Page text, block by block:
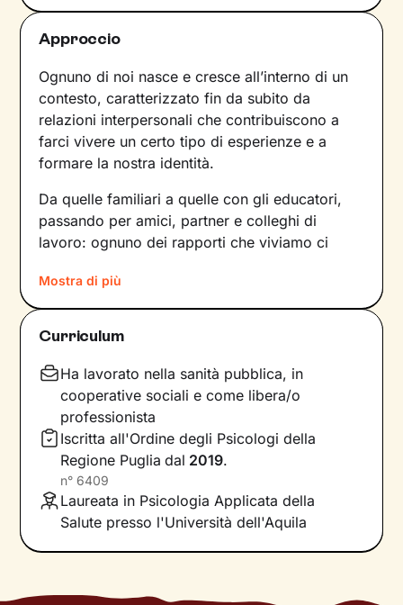
Approccio
Ognuno di noi nasce e cresce all’interno di un
contesto, caratterizzato fin da subito da
relazioni interpersonali che contribuiscono a
farci vivere un certo tipo di esperienze e a
formare la nostra identità.
Da quelle familiari a quelle con gli educatori,
passando per amici, partner e colleghi di
lavoro: ognuno dei rapporti che viviamo ci
dinamiche che abbiamo sperimentato fino a
quel momento. Anche le emozioni che
proviamo e i pensieri che concepiamo sono
cresciuti.
Per superare momenti difficili e raggiungere un
maggiore benessere bisogna comprendere
quali siano gli elementi che non ci
rappresentano più e quali i bisogni insoddisfatti
su cui lavorare. In base a questo si vanno a
individuare le risorse necessarie per farlo, che
sono già dentro di noi anche se spesso non ne
siamo consapevoli.
Il nostro percorso insieme si baserà su
Mostra di più
Curriculum
Ha lavorato nella sanità pubblica, in
cooperative sociali e come libera/o
professionista
Iscritta all'Ordine degli Psicologi della
Regione Puglia dal 2019.
n° 6409
Laureata in Psicologia Applicata della
Salute presso l'Università dell'Aquila